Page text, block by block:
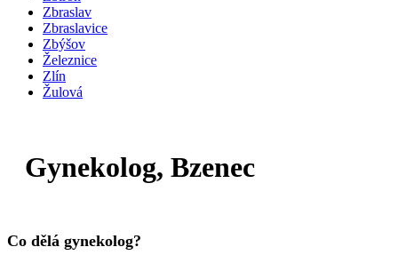
Zbraslav
Zbraslavice
Zbýšov
Železnice
Zlín
Žulová
Gynekolog, Bzenec
Co dělá gynekolog?